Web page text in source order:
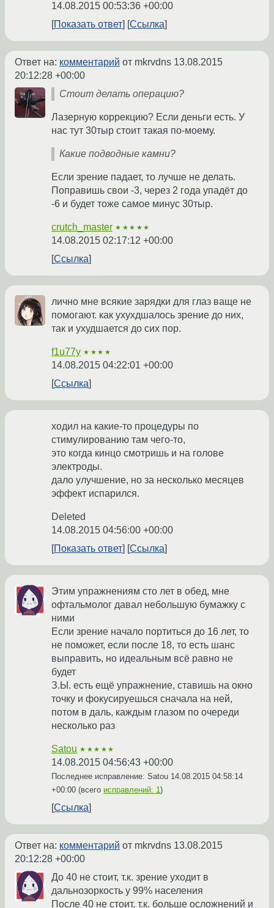
14.08.2015 00:53:36 +00:00
Показать ответ
Ссылка
Ответ на: комментарий от mkrvdns 13.08.2015
20:12:28 +00:00
Стоит делать операцию?
Лазерную коррекцию? Если деньги есть. У
нас тут 30тыр стоит такая по-моему.
Какие подводные камни?
Если зрение падает, то лучше не делать.
Поправишь свои -3, через 2 года упадёт до
-6 и будет тоже самое минус 30тыр.
crutch_master ★★★★★
14.08.2015 02:17:12 +00:00
Ссылка
лично мне всякие зарядки для глаз ваще не
помогают. как ухухдшалось зрение до них,
так и ухудшается до сих пор.
f1u77y ★★★★
14.08.2015 04:22:01 +00:00
Ссылка
ходил на какие-то процедуры по
стимулированию там чего-то,
это когда кинцо смотришь и на голове
электроды.
дало улучшение, но за несколько месяцев
эффект испарился.
Deleted
14.08.2015 04:56:00 +00:00
Показать ответ
Ссылка
Этим упражнениям сто лет в обед, мне
офтальмолог давал небольшую бумажку с
ними
Если зрение начало портиться до 16 лет, то
не поможет, если после 18, то есть шанс
выправить, но идеальным всё равно не
будет
З.Ы. есть ещё упражнение, ставишь на окно
точку и фокусируешься сначала на ней,
потом в даль, каждым глазом по очереди
несколько раз
Satou ★★★★★
14.08.2015 04:56:43 +00:00
Последнее исправление: Satou 14.08.2015 04:58:14
+00:00 (всего исправлений: 1)
Ссылка
Ответ на: комментарий от mkrvdns 13.08.2015
20:12:28 +00:00
До 40 не стоит, т.к. зрение уходит в
дальнозоркость у 99% населения
После 40 не стоит, т.к. больше осложнений и